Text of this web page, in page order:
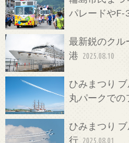
パレードやF-
最新鋭のク
港 2025.08.10
ひみまつり
丸パークでの
ひみまつり
行 2025.08.01